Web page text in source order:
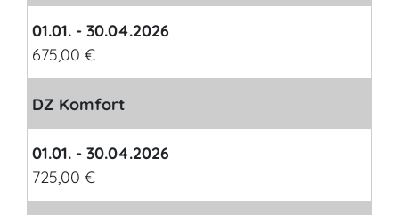
01.01. - 30.04.2026
675,00 €
DZ Komfort
01.01. - 30.04.2026
725,00 €